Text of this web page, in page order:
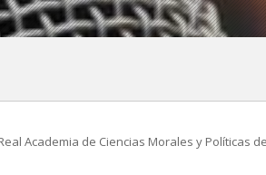
Academia de Ciencias Morales y Políticas